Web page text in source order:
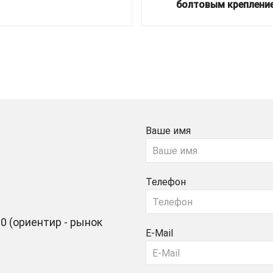
болтовым
(ориентир - рынок
Ваше имя
Телефон
E-Mail